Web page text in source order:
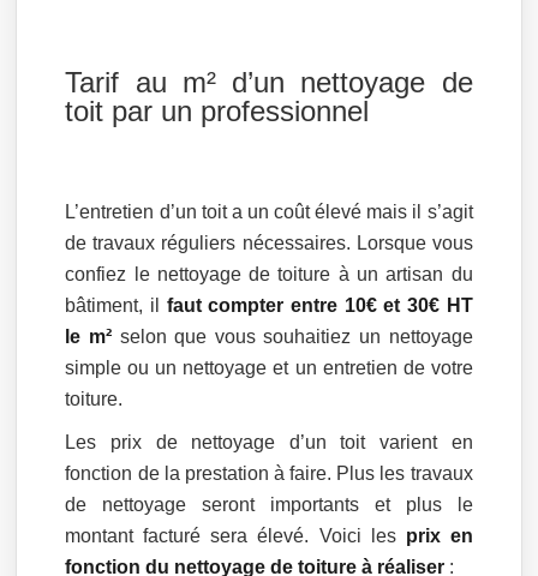
Tarif au m² d’un nettoyage de
toit par un professionnel
L’entretien d’un toit a un coût élevé mais il s’agit
de travaux réguliers nécessaires. Lorsque vous
confiez le nettoyage de toiture à un artisan du
bâtiment, il faut compter entre 10€ et 30€ HT
le m² selon que vous souhaitiez un nettoyage
simple ou un nettoyage et un entretien de votre
toiture.
Les prix de nettoyage d’un toit varient en
fonction de la prestation à faire. Plus les travaux
de nettoyage seront importants et plus le
montant facturé sera élevé. Voici les prix en
fonction du nettoyage de toiture à réaliser :